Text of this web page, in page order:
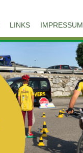
LINKS IMPRESSUM